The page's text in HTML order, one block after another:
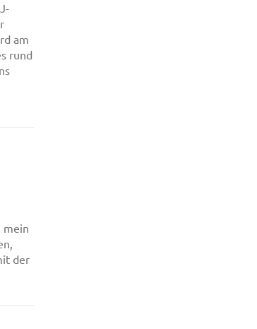
am
rund
mein
der